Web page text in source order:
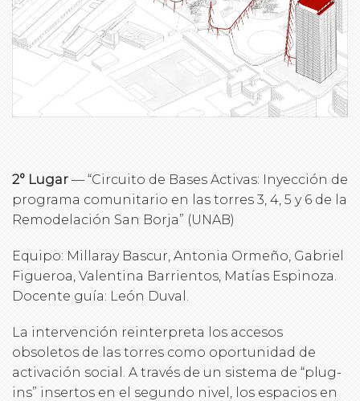
2° Lugar — “Circuito de Bases Activas: Inyección de
programa comunitario en las torres 3, 4, 5 y 6 de la
Remodelación San Borja” (UNAB)
Equipo: Millaray Bascur, Antonia Ormeño, Gabriel
Figueroa, Valentina Barrientos, Matías Espinoza.
Docente guía: León Duval.
La intervención reinterpreta los accesos
obsoletos de las torres como oportunidad de
activación social. A través de un sistema de “plug-
ins” insertos en el segundo nivel, los espacios en